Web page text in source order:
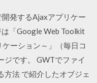
発するAjaxアプリケー
「Google Web Toolkit
ーション～」（毎日コ
ジです。 GWTでファイ
方法 で紹介したオブジェ